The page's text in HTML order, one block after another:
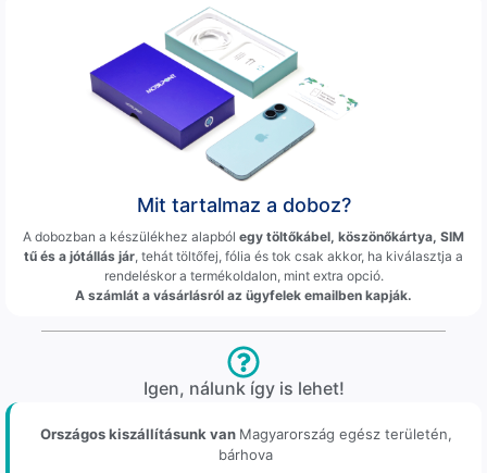
Mit tartalmaz a doboz?
A dobozban a készülékhez alapból egy töltőkábel, köszönőkártya, SIM
tű és a jótállás jár, tehát töltőfej, fólia és tok csak akkor, ha kiválasztja a
rendeléskor a termékoldalon, mint extra opció.
A számlát a vásárlásról az ügyfelek emailben kapják.
Igen, nálunk így is lehet!
Országos kiszállításunk van Magyarország egész területén,
bárhova